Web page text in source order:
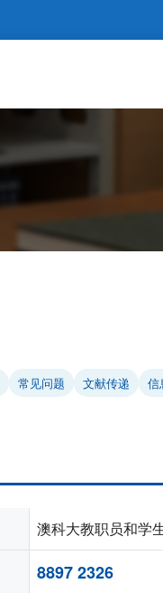
常见问题 文献传递 信
澳科大教职员和学
8897 2326